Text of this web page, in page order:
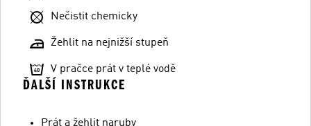
Nečistit chemicky
Žehlit na nejnižší stupeň
V pračce prát v teplé vodě
ĎALŠÍ INSTRUKCE
Prát a žehlit naruby